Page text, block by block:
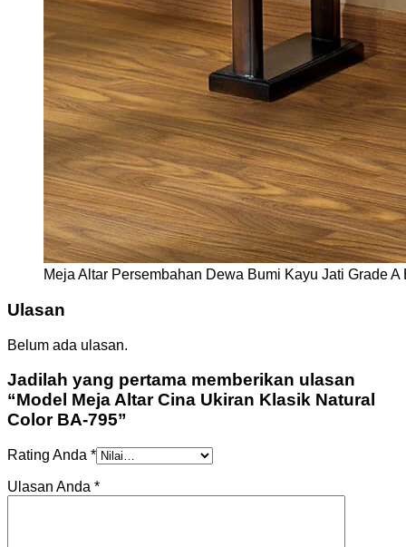
Meja Altar Persembahan Dewa Bumi Kayu Jati Grade A
Ulasan
Belum ada ulasan.
Jadilah yang pertama memberikan ulasan
“Model Meja Altar Cina Ukiran Klasik Natural
Color BA-795”
Rating Anda *
Ulasan Anda *